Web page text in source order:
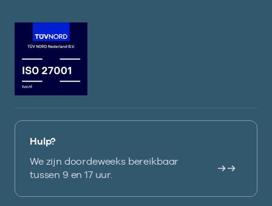
Hulp?
We zijn doordeweeks bereikbaar
tussen 9 en 17 uur.